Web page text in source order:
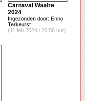
Carnaval Waalre
2024
Ingezonden door: Enno
Terkeurst
(11 feb 2024 / 20:58 uur)